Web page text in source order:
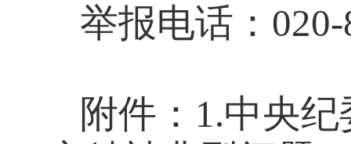
举报电话：
附件： 1.中央